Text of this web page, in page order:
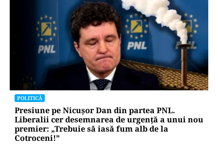
POLITICĂ
Presiune pe Nicușor Dan din partea PNL.
Liberalii cer desemnarea de urgență a unui nou
premier: „Trebuie să iasă fum alb de la
Cotroceni!”